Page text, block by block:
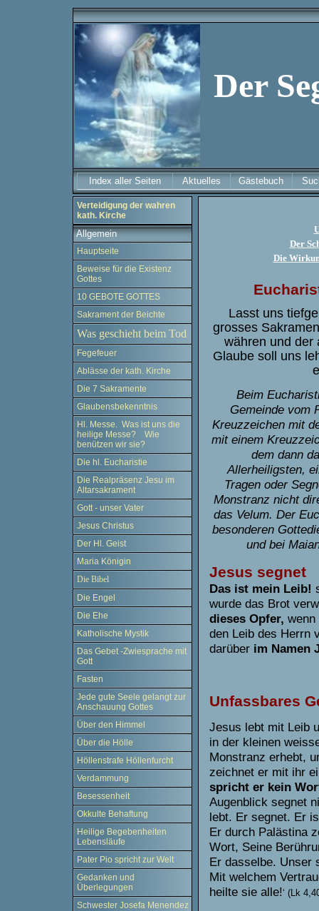
Der
Index aller Seiten Aktuelles Gästebuch
Verteidigung der wahren
kath. Kirche
Allgemein
Hauptseite
Beweise für die Existenz
Gottes
10 GEBOTE GOTTES
Sakrament der Beichte
Was geschieht beim Tod
Fegefeuer
Ablässe der kath. Kirche
Die 7 Sakramente
Glaubensbekenntnis
Hl. Messe. Was ist uns die
heilige Messe? Wie
benützen wir sie?
Die hl. Eucharistie
Die Realpräsenz Jesu im
Altarsakrament
Gott - unser Vater
Jesus Christus
Der Hl. Geist
Maria Königin
Die Bibel
Die Engel
Die Ehe
Katholische Mystik
Das Gebet -Zwiesprache mit
Gott
Fasten
Jede gute Seele gelangt zur
Anschauung Gottes
Über den Himmel
Über die Hölle
Höllenstrafe Höllenfurcht
Verdammung
Besessenheit
Okkulte Behaftung
Heilige Begebenheiten
Lebensläufe
Pater Pio spricht zur Welt
Gedanken und
Überlegungen
Schwester Josefa Menendez
Der
Die
Lasst uns
grosses
währen und der
Glaube soll uns
Beim
Gemeinde vom
Kreuzzeichen mit
mit einem
dem dann
Allerheiligsten,
Tragen oder
Monstranz nicht
das Velum. Der
besonderen
und bei
Jesus segnet
Das ist mein Leib!
wurde das Brot
dieses Opfer,
den Leib des Herrn
darüber im Namen
Unfassbares
Jesus lebt mit Leib
in der kleinen
Monstranz erhebt,
zeichnet er mit ihr
spricht er kein
Augenblick segnet
lebt. Er segnet. Er
Er durch Palästina
Wort, Seine
Er dasselbe. Unser
Mit welchem
heilte sie alle!‘ (Lk